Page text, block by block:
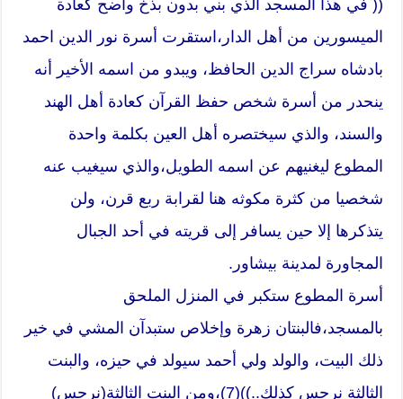
(( في هذا المسجد الذي بني بدون بذخ واضح كعادة
الميسورين من أهل الدار،استقرت أسرة نور الدين احمد
بادشاه سراج الدين الحافظ، ويبدو من اسمه الأخير أنه
ينحدر من أسرة شخص حفظ القرآن كعادة أهل الهند
والسند، والذي سيختصره أهل العين بكلمة واحدة
المطوع ليغنيهم عن اسمه الطويل،والذي سيغيب عنه
شخصيا من كثرة مكوثه هنا لقرابة ربع قرن، ولن
يتذكرها إلا حين يسافر إلى قريته في أحد الجبال
المجاورة لمدينة بيشاور.
أسرة المطوع ستكبر في المنزل الملحق
بالمسجد،فالبنتان زهرة وإخلاص ستبدآن المشي في خير
ذلك البيت، والولد ولي أحمد سيولد في حيزه، والبنت
الثالثة نرجس كذلك..))(7)،ومن البنت الثالثة(نرجس)